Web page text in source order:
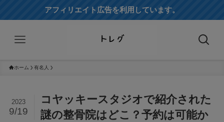
アフィリエイト広告を利用しています。
ホーム 有名人
コヤッキースタジオで紹介された
謎の整骨院はどこ？予約は可能か
2023
9/19